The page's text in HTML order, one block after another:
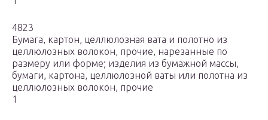
4823
Бумага, картон, целлюлозная вата и полотно из
целлюлозных волокон, прочие, нарезанные по
размеру или форме; изделия из бумажной массы,
бумаги, картона, целлюлозной ваты или полотна из
целлюлозных волокон, прочие
1